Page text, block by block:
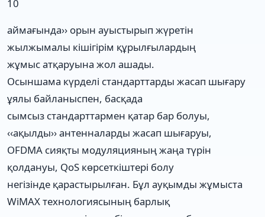
10
аймағында›› орын ауыстырып жүретін
жылжымалы кішігірім құрылғылардың
жұмыс атқаруына жол ашады.
Осыншама күрделі стандарттарды жасап шығару
ұялы байланыспен, басқада
сымсыз стандарттармен қатар бар болуы,
‹‹ақылды›› антенналарды жасап шығаруы,
OFDMA сияқты модуляцияның жаңа түрін
қолдануы, QoS көрсеткіштері болу
негізінде қарастырылған. Бұл ауқымды жұмыста
WiMAX технологиясының барлық